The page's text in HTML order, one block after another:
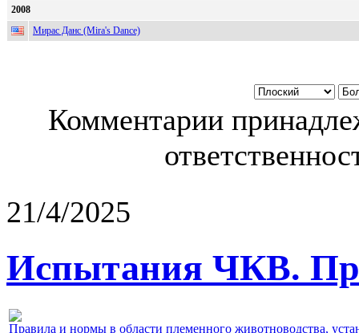
2008
Мирас Данс (Mira's Dance)
Комментарии
21/4/2025
Испытания ЧКВ.
Правила и нормы в области племенного животноводства,